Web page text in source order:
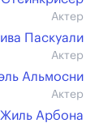
Актер
Паскуали
Актер
Альмосни
Актер
Жиль Арбона